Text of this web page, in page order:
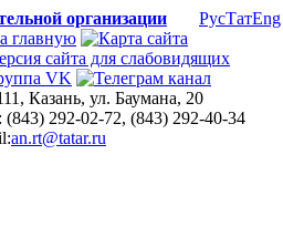
организации РусТатEng
Казань, ул. Баумана, 20
(843) 292-02-72, (843) 292-40-34
an.rt@tatar.ru